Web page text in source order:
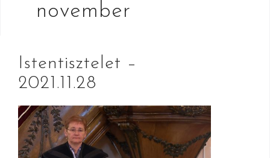
november
Istentisztelet –
2021.11.28